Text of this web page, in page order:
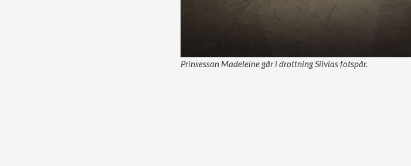
Prinsessan Madeleine går i drottning Silvias fotspår.